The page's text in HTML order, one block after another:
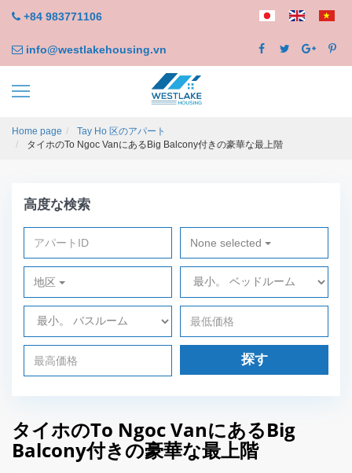
+84 983771106
info@westlakehousing.vn
Home page
Tay Ho 区のアパート
タイホのTo Ngoc VanにあるBig Balcony付きの豪華な最上階
高度な検索
None selected
地区
探す
タイホのTo Ngoc VanにあるBig
Balcony付きの豪華な最上階